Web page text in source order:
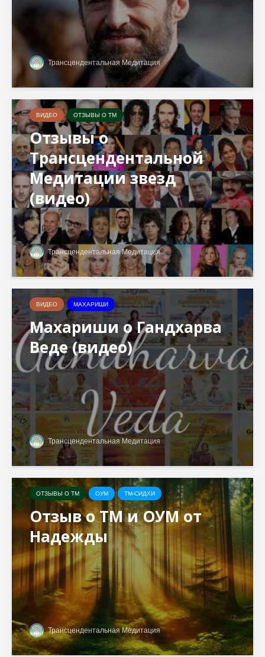
Трансцендентальная Медитация
ВИДЕО ОТЗЫВЫ О ТМ
Отзывы о
Трансцендентальной
Медитации звезд
(видео)
Трансцендентальная Медитация
ВИДЕО МАХАРИШИ
Махариши о Гандхарва
Веде (видео)
Трансцендентальная Медитация
ОТЗЫВЫ О ТМ ОУМ ТМ-СИДХИ
Отзыв о ТМ и ОУМ от
Надежды
Трансцендентальная Медитация